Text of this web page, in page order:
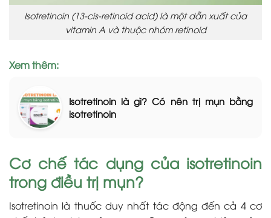
Isotretinoin (13-cis-retinoid acid) là một dẫn xuất của
vitamin A và thuộc nhóm retinoid
Xem thêm:
Isotretinoin là gì? Có nên trị mụn bằng
isotretinoin
Cơ chế tác dụng của isotretinoin
trong điều trị mụn?
Isotretinoin là thuốc duy nhất tác động đến cả 4 cơ